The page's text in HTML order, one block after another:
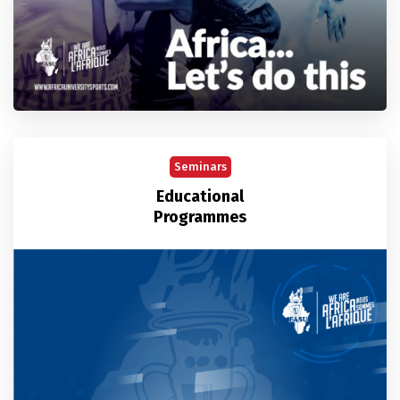
Seminars
Educational
Programmes